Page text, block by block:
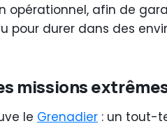
opérationnel, afin de
pour durer dans des
missions
le Grenadier : un tout-